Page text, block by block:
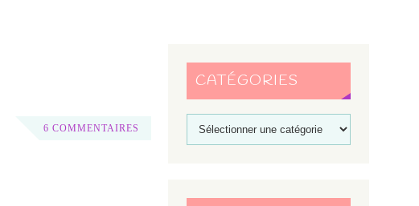
6 COMMENTAIRES
CATÉGORIES